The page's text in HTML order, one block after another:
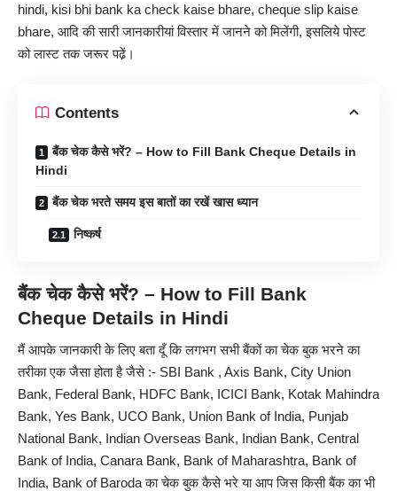
hindi, kisi bhi bank ka check kaise bhare, cheque slip kaise
bhare, आदि की सारी जानकारीयां विस्तार में जानने को मिलेंगी, इसलिये पोस्ट
को लास्ट तक जरूर पढे़ं।
Contents
बैंक चेक कैसे भरें? – How to Fill Bank Cheque Details in
Hindi
बैंक चेक भरते समय इस बातों का रखें खास ध्यान
निष्कर्ष
बैंक चेक कैसे भरें? – How to Fill Bank
Cheque Details in Hindi
मैं आपके जानकारी के लिए बता दूँ कि लगभग सभी बैंकों का चेक बुक भरने का
तरीका एक जैसा होता है जैसे :- SBI Bank , Axis Bank, City Union
Bank, Federal Bank, HDFC Bank, ICICI Bank, Kotak Mahindra
Bank, Yes Bank, UCO Bank, Union Bank of India, Punjab
National Bank, Indian Overseas Bank, Indian Bank, Central
Bank of India, Canara Bank, Bank of Maharashtra, Bank of
India, Bank of Baroda का चेक बुक कैसे भरे या आप जिस किसी बैंक का भी